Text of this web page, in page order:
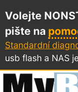
Volejte
pište na
Standardní
usb flash a NAS